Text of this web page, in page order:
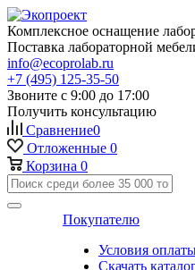
Комплексное оснащение
Поставка лабораторной
info@ecoprolab.ru
+7 (495) 125-35-50
Звоните с 9:00 до 17:00
Получить консультацию
Сравнение0
Отложенные 0
Корзина 0
Покупателю
Условия
Скачать